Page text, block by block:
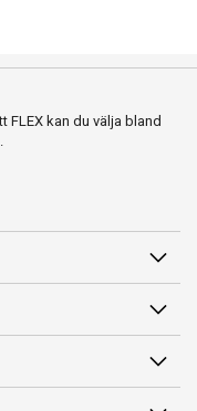
FLEX kan du välja bland